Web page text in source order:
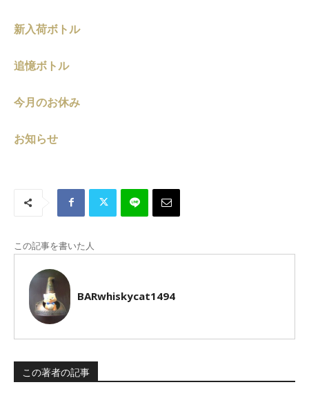
新入荷ボトル
追憶ボトル
今月のお休み
お知らせ
この記事を書いた人
BARwhiskycat1494
この著者の記事